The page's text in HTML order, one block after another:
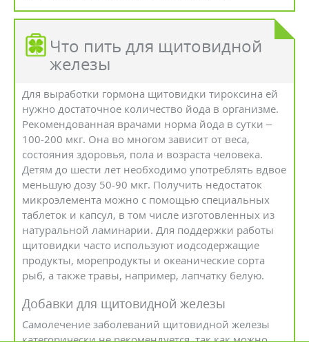
Что пить для щитовидной
железы
Для выработки гормона щитовидки тироксина ей
нужно достаточное количество йода в организме.
Рекомендованная врачами норма йода в сутки –
100-200 мкг. Она во многом зависит от веса,
состояния здоровья, пола и возраста человека.
Детям до шести лет необходимо употреблять вдвое
меньшую дозу 50-90 мкг. Получить недостаток
микроэлемента можно с помощью специальных
таблеток и капсул, в том числе изготовленных из
натуральной ламинарии. Для поддержки работы
щитовидки часто используют иодсодержащие
продукты, морепродукты и океанические сорта
рыб, а также травы, например, лапчатку белую.
Добавки для щитовидной железы
Самолечение заболеваний щитовидной железы